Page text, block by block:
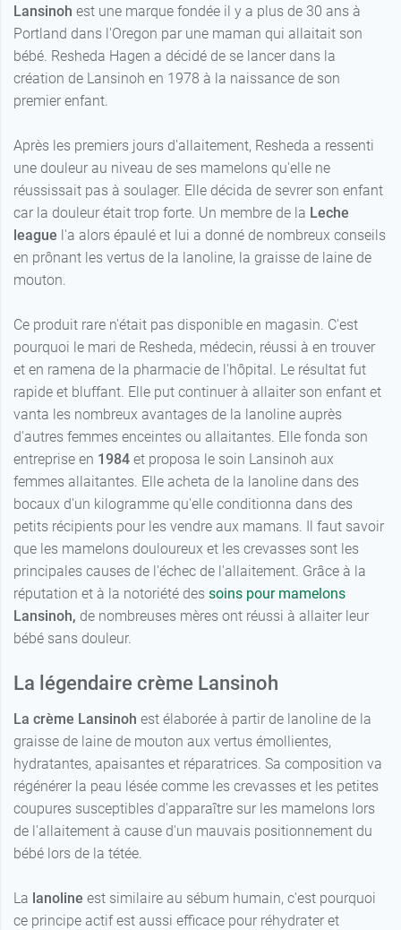
Lansinoh est une marque fondée il y a plus de 30 ans à
Portland dans l'Oregon par une maman qui allaitait son
bébé. Resheda Hagen a décidé de se lancer dans la
création de Lansinoh en 1978 à la naissance de son
premier enfant.
Après les premiers jours d'allaitement, Resheda a ressenti
une douleur au niveau de ses mamelons qu'elle ne
réussissait pas à soulager. Elle décida de sevrer son enfant
car la douleur était trop forte. Un membre de la Leche
league l'a alors épaulé et lui a donné de nombreux conseils
en prônant les vertus de la lanoline, la graisse de laine de
mouton.
Ce produit rare n'était pas disponible en magasin. C'est
pourquoi le mari de Resheda, médecin, réussi à en trouver
et en ramena de la pharmacie de l'hôpital. Le résultat fut
rapide et bluffant. Elle put continuer à allaiter son enfant et
vanta les nombreux avantages de la lanoline auprès
d'autres femmes enceintes ou allaitantes. Elle fonda son
entreprise en 1984 et proposa le soin Lansinoh aux
femmes allaitantes. Elle acheta de la lanoline dans des
bocaux d'un kilogramme qu'elle conditionna dans des
petits récipients pour les vendre aux mamans. Il faut savoir
que les mamelons douloureux et les crevasses sont les
principales causes de l'échec de l'allaitement. Grâce à la
réputation et à la notoriété des soins pour mamelons
Lansinoh, de nombreuses mères ont réussi à allaiter leur
bébé sans douleur.
La légendaire crème Lansinoh
La crème Lansinoh est élaborée à partir de lanoline de la
graisse de laine de mouton aux vertus émollientes,
hydratantes, apaisantes et réparatrices. Sa composition va
régénérer la peau lésée comme les crevasses et les petites
coupures susceptibles d'apparaître sur les mamelons lors
de l'allaitement à cause d'un mauvais positionnement du
bébé lors de la tétée.
La lanoline est similaire au sébum humain, c'est pourquoi
ce principe actif est aussi efficace pour réhydrater et